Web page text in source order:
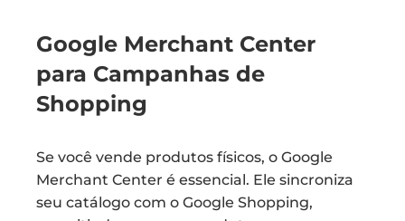
Google Merchant Center
para Campanhas de
Shopping
Se você vende produtos físicos, o Google
Merchant Center é essencial. Ele sincroniza
seu catálogo com o Google Shopping,